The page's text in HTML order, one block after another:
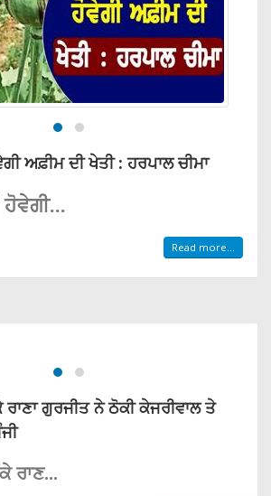
ਅਫ਼ੀਮ ਦੀ ਖੇਤੀ : ਹਰਪਾਲ ਚੀਮਾ
Read more...
ਗੁਰਜੀਤ ਨੇ ਠੋਕੀ ਕੇਜਰੀਵਾਲ ਤੇ
ਰਾਣ...